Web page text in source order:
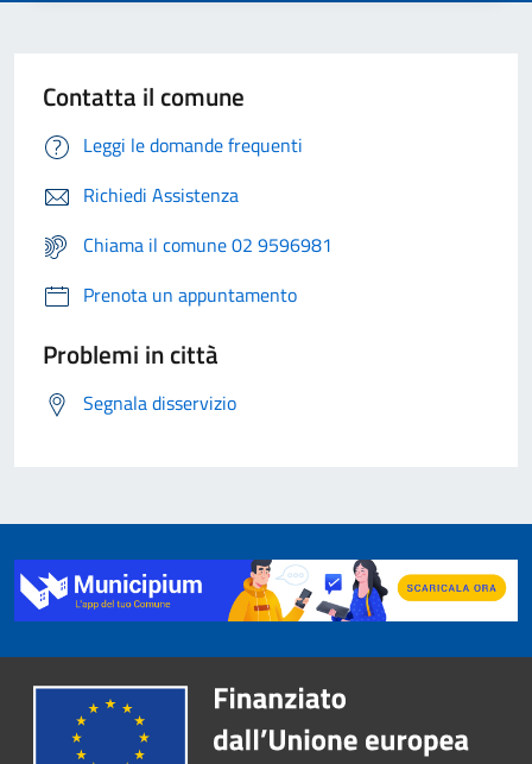
Contatta il comune
Leggi le domande frequenti
Richiedi Assistenza
Chiama il comune 02 9596981
Prenota un appuntamento
Problemi in città
Segnala disservizio